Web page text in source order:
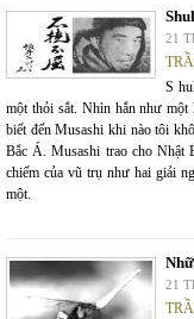
21
S
một thỏi sắt. Nhìn hắn như
biết đến Musashi khi nào tôi
Bắc Á. Musashi trao cho Nhật
chiếm của vũ trụ như hai giải
một.
21